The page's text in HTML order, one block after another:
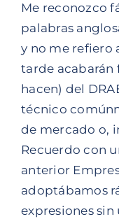
Me reconozco
palabras
y no me refiero
tarde acabarán
hacen) del
técnico
de mercado o,
Recuerdo con
anterior
adoptábamos
expresiones